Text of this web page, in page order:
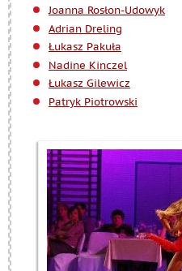
Joanna Rosłon-Udowyk
Adrian Dreling
Łukasz Pakuła
Nadine Kinczel
Łukasz Gilewicz
Patryk Piotrowski